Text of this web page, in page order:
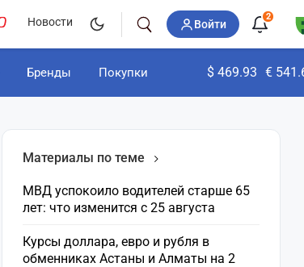
Новости Войти
2
Бренды Покупки $ 469.93 €
Материалы по теме
МВД успокоило водителей старше 65
лет: что изменится с 25 августа
Курсы доллара, евро и рубля в
обменниках Астаны и Алматы на 2